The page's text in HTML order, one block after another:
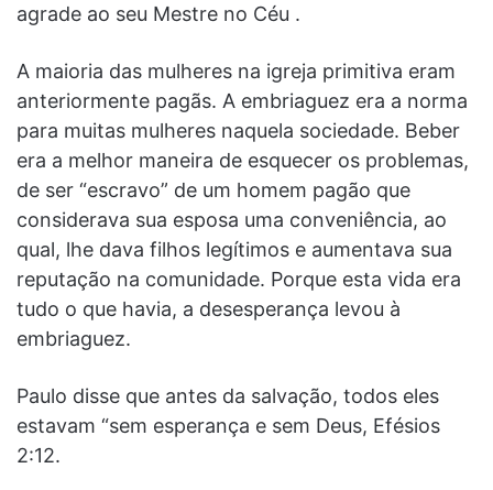
agrade ao seu Mestre no Céu .
A maioria das mulheres na igreja primitiva eram
anteriormente pagãs. A embriaguez era a norma
para muitas mulheres naquela sociedade. Beber
era a melhor maneira de esquecer os problemas,
de ser “escravo” de um homem pagão que
considerava sua esposa uma conveniência, ao
qual, lhe dava filhos legítimos e aumentava sua
reputação na comunidade. Porque esta vida era
tudo o que havia, a desesperança levou à
embriaguez.
Paulo disse que antes da salvação, todos eles
estavam “sem esperança e sem Deus, Efésios
2:12.